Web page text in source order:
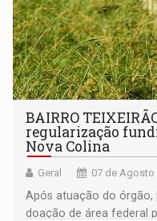
BAIRRO
regularização
Nova Colina
Geral 07 de Agosto
Após atuação do órgão,
doação de área federal